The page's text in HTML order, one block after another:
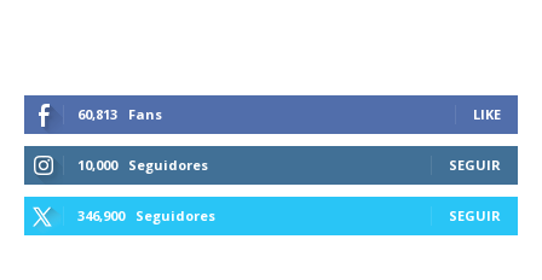
60,813 Fans LIKE
10,000 Seguidores SEGUIR
346,900 Seguidores SEGUIR